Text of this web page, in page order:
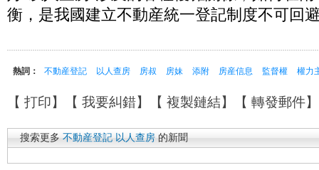
衡，是我國建立不動産統一登記制度不可回
熱詞： 不動産登記 以人查房 房叔 房妹 添附 房産信息 監督權 權力
【 打印】【 我要糾錯】【 複製鏈結】【 轉發郵件
搜索更多 不動産登記 以人查房 的新聞